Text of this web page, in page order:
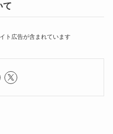
て
ト広告が含まれています